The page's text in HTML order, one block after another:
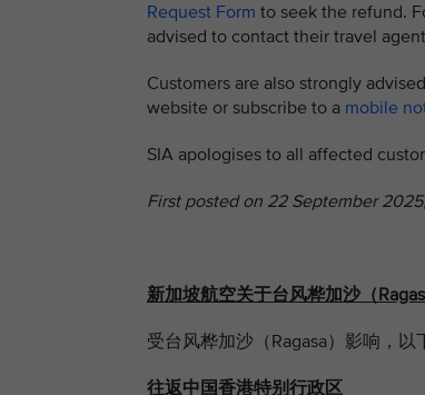
Request Form to seek the refund.
advised to contact their travel
Customers are also strongly
website or subscribe to a mobile
SIA apologises to all affected
First posted on 22 September
新加坡航空关于台风桦加沙（
受台风桦加沙 （Ragasa）影响，
往返中国香港特别行政区